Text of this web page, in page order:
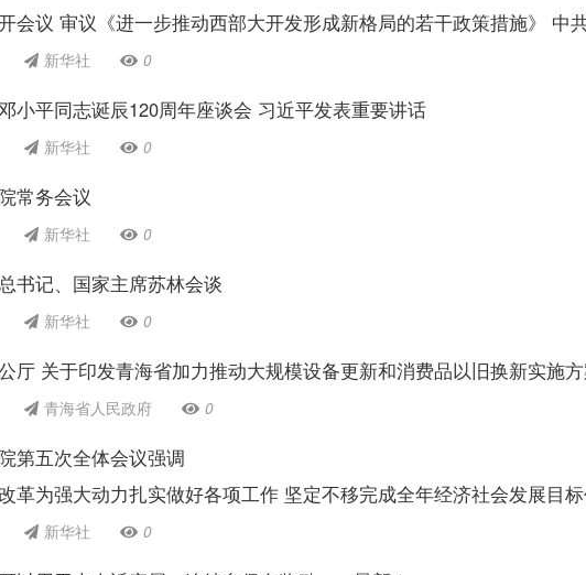
会议 审议《进一步推动西部大开发形成新格局的若干政策措施》 中
新华社 0
小平同志诞辰120周年座谈会 习近平发表重要讲话
新华社 0
常务会议
新华社 0
书记、国家主席苏林会谈
新华社 0
厅 关于印发青海省加力推动大规模设备更新和消费品以旧换新实施
青海省人民政府 0
第五次全体会议强调
革为强大动力扎实做好各项工作 坚定不移完成全年经济社会发展目
新华社 0